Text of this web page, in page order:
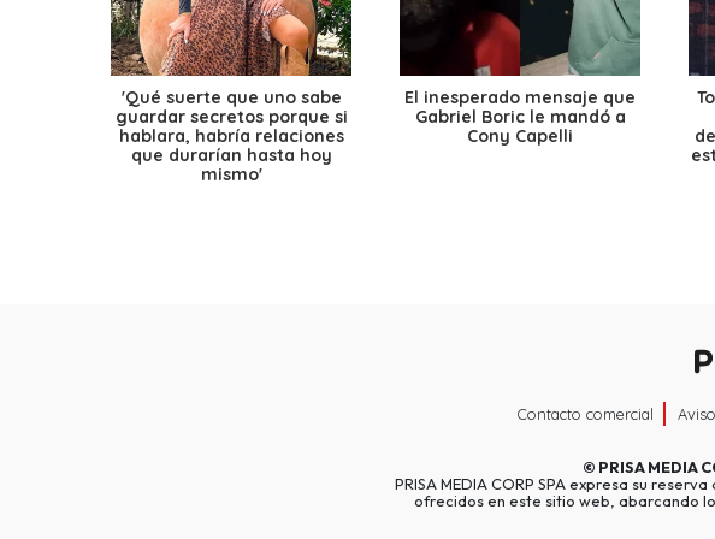
'Qué suerte que uno sabe
guardar secretos porque si
hablara, habría relaciones
que durarían hasta hoy
mismo'
El inesperado mensaje que
Gabriel Boric le mandó a
Cony Capelli
Contacto comercial
© PRISA MEDIA
PRISA MEDIA CORP SPA expresa su
ofrecidos en este sitio web, abarcando